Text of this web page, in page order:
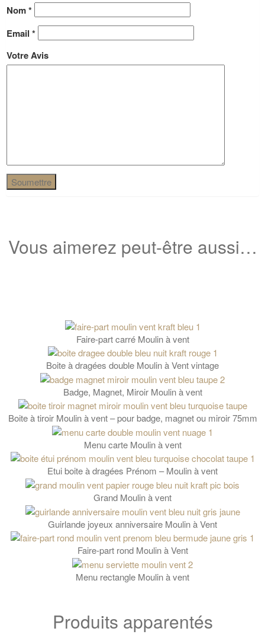
Nom*
Email *
Votre Avis
Vous aimerez peut-être aussi…
Faire-part carré Moulin à vent
Boite à dragées double Moulin à Vent vintage
Badge, Magnet, Miroir Moulin à vent
Boite à tiroir Moulin à vent – pour badge, magnet ou miroir 75mm
Menu carte Moulin à vent
Etui boite à dragées Prénom – Moulin à vent
Grand Moulin à vent
Guirlande joyeux anniversaire Moulin à Vent
Faire-part rond Moulin à Vent
Menu rectangle Moulin à vent
Produits apparentés